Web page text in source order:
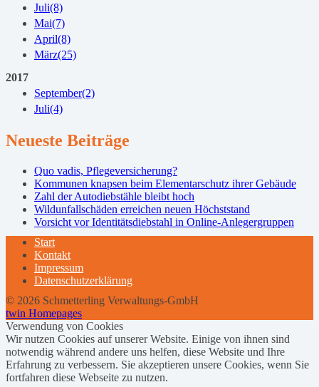
Juli(8)
Mai(7)
April(8)
März(25)
2017
September(2)
Juli(4)
Neueste Beiträge
Quo vadis, Pflegeversicherung?
Kommunen knapsen beim Elementarschutz ihrer Gebäude
Zahl der Autodiebstähle bleibt hoch
Wildunfallschäden erreichen neuen Höchststand
Vorsicht vor Identitätsdiebstahl in Online-Anlegergruppen
Start
Kontakt
Impressum
Datenschutzerklärung
© 2026 Schmetterling Verwaltungs-GmbH
twin Homepages
Verwendung von Cookies
Wir nutzen Cookies auf unserer Website. Einige von ihnen sind
notwendig während andere uns helfen, diese Website und Ihre
Erfahrung zu verbessern. Sie akzeptieren unsere Cookies, wenn Sie
fortfahren diese Webseite zu nutzen.